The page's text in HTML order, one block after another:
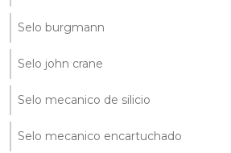
Selo burgmann
Selo john crane
Selo mecanico de silicio
Selo mecanico encartuchado